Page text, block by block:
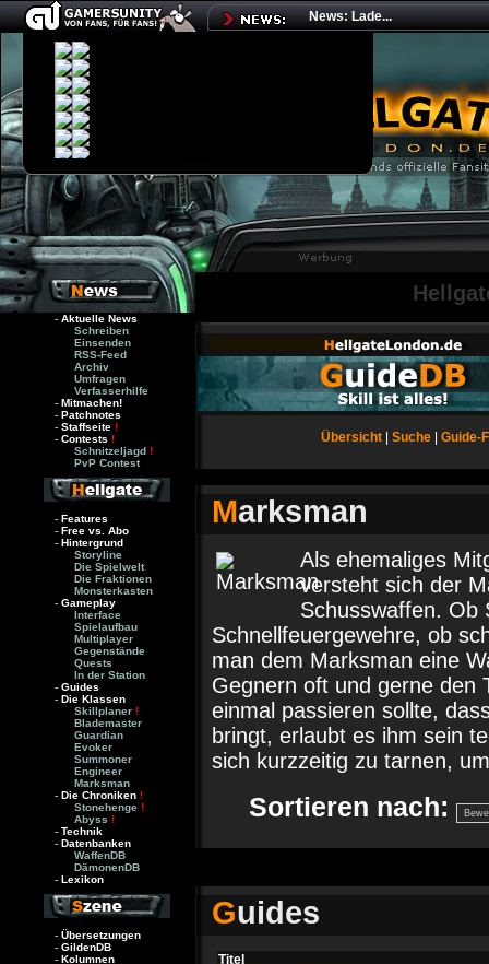
News: Lade...
- Aktuelle News
Schreiben
Einsenden
RSS-Feed
Archiv
Umfragen
Verfasserhilfe
- Mitmachen!
- Patchnotes
- Staffseite !
- Contests !
Schnitzeljagd !
PvP Contest
- Features
- Free vs. Abo
- Hintergrund
Storyline
Die Spielwelt
Die Fraktionen
Monsterkasten
- Gameplay
Interface
Spielaufbau
Multiplayer
Gegenstände
Quests
In der Station
- Guides
- Die Klassen
Skillplaner !
Blademaster
Guardian
Evoker
Summoner
Engineer
Marksman
- Die Chroniken !
Stonehenge !
Abyss !
- Technik
- Datenbanken
WaffenDB
DämonenDB
- Lexikon
- Übersetzungen
- GildenDB
- Kolumnen
Übersicht Suche Guide-
Marksman
Als ehemaliges
versteht sich der
Schusswaffen. Ob
Schnellfeuergewehre, ob
man dem Marksman eine
Gegnern oft und gerne den
einmal passieren sollte,
bringt, erlaubt es ihm sein
sich kurzzeitig zu tarnen,
Sortieren nach:
Guides
Titel